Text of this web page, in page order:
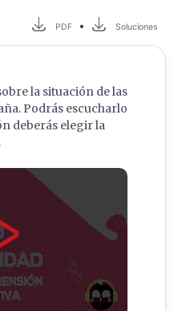
PDF • Soluciones
la situación de las
Podrás escucharlo
deberás elegir la